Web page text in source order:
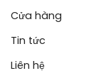
Cửa hàng
Tin tức
Liên hệ